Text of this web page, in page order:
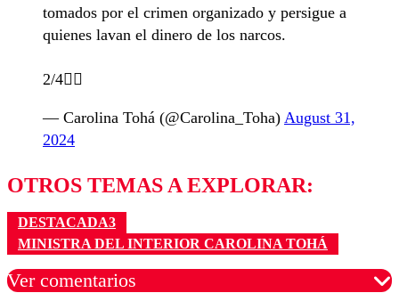
tomados por el crimen organizado y persigue a
quienes lavan el dinero de los narcos.
2/4👇🏻
— Carolina Tohá (@Carolina_Toha) August 31,
2024
OTROS TEMAS A EXPLORAR:
DESTACADA3
MINISTRA DEL INTERIOR CAROLINA TOHÁ
Ver comentarios